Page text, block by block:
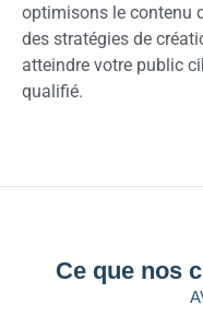
optimisons le contenu
des stratégies de
atteindre votre public
qualifié.
Ce que nos